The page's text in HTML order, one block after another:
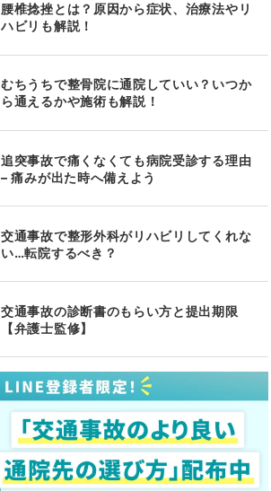
腰椎捻挫とは？原因から症状、治療法やリ
ハビリも解説！
むちうちで整骨院に通院していい？いつか
ら通えるかや施術も解説！
追突事故で痛くなくても病院受診する理由
– 痛みが出た時へ備えよう
交通事故で整形外科がリハビリしてくれな
い…転院するべき？
交通事故の診断書のもらい方と提出期限
【弁護士監修】